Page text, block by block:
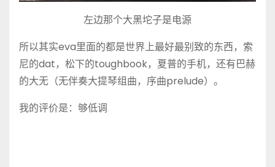
左边那个大黑坨子是电源
所以其实eva里面的都是世界上最好最别致的东西，索
尼的dat，松下的toughbook，夏普的手机，还有巴赫
的大无（无伴奏大提琴组曲，序曲prelude）。
我的评价是：够低调